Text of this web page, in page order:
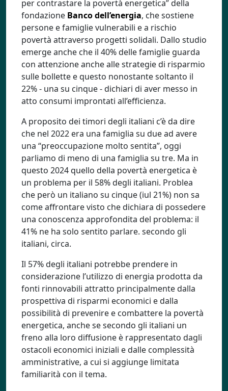
per contrastare la povertà energetica” della
fondazione Banco dell’energia, che sostiene
persone e famiglie vulnerabili e a rischio
povertà attraverso progetti solidali. Dallo studio
emerge anche che il 40% delle famiglie guarda
con attenzione anche alle strategie di risparmio
sulle bollette e questo nonostante soltanto il
22% - una su cinque - dichiari di aver messo in
atto consumi improntati all’efficienza.
A proposito dei timori degli italiani c’è da dire
che nel 2022 era una famiglia su due ad avere
una “preoccupazione molto sentita”, oggi
parliamo di meno di una famiglia su tre. Ma in
questo 2024 quello della povertà energetica è
un problema per il 58% degli italiani. Problea
che però un italiano su cinque (iul 21%) non sa
come affrontare visto che dichiara di possedere
una conoscenza approfondita del problema: il
41% ne ha solo sentito parlare. secondo gli
italiani, circa.
Il 57% degli italiani potrebbe prendere in
considerazione l’utilizzo di energia prodotta da
fonti rinnovabili attratto principalmente dalla
prospettiva di risparmi economici e dalla
possibilità di prevenire e combattere la povertà
energetica, anche se secondo gli italiani un
freno alla loro diffusione è rappresentato dagli
ostacoli economici iniziali e dalle complessità
amministrative, a cui si aggiunge limitata
familiarità con il tema.